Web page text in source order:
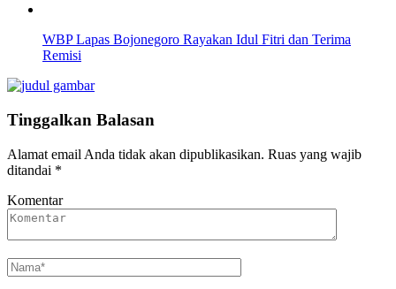
WBP Lapas Bojonegoro Rayakan Idul Fitri dan Terima
Remisi
Tinggalkan Balasan
Alamat email Anda tidak akan dipublikasikan. Ruas yang wajib
ditandai *
Komentar